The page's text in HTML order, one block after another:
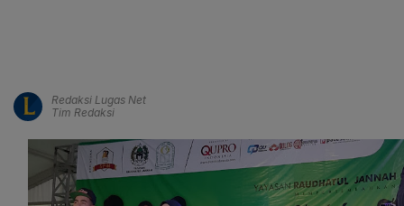
Redaksi Lugas Net
Tim Redaksi